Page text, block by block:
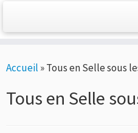
auAccueil »Tous en Selle sous
Tous en Selle